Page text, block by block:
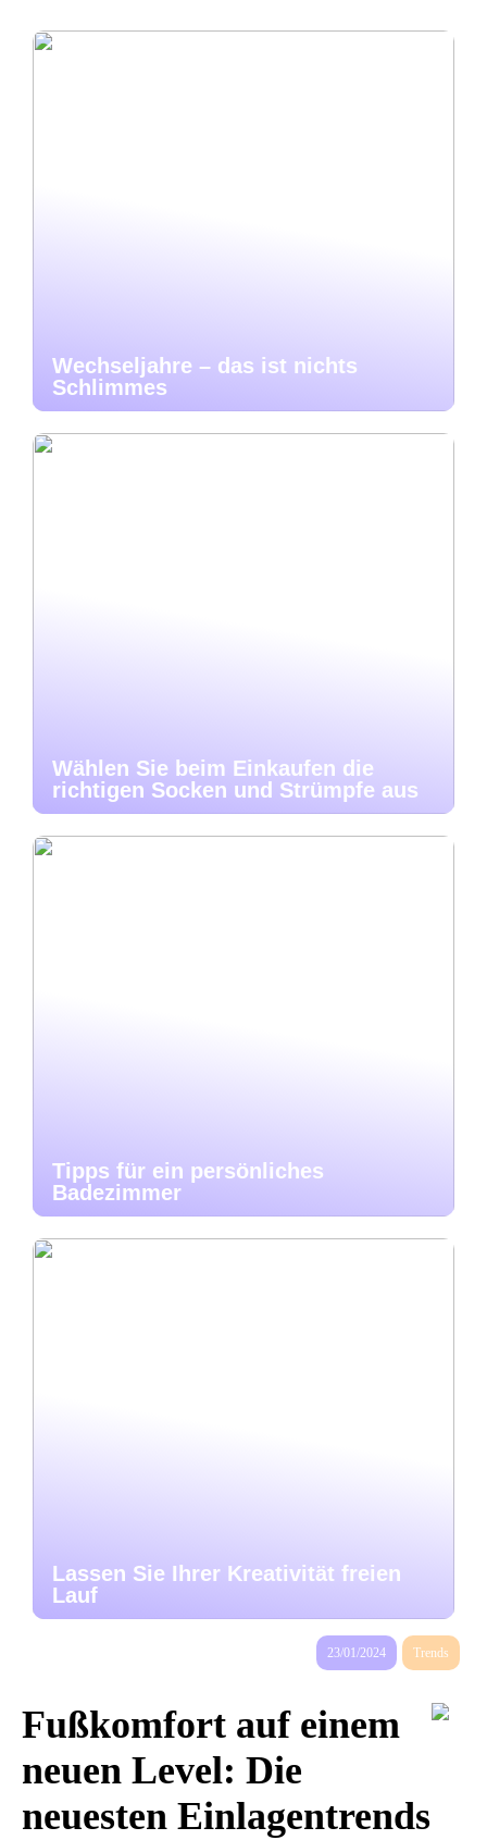
Wechseljahre – das ist nichts
Schlimmes
Wählen Sie beim Einkaufen die
richtigen Socken und Strümpfe aus
Tipps für ein persönliches
Badezimmer
Lassen Sie Ihrer Kreativität freien
Lauf
23/01/2024 Trends
Fußkomfort auf einem
neuen Level: Die
neuesten Einlagentrends